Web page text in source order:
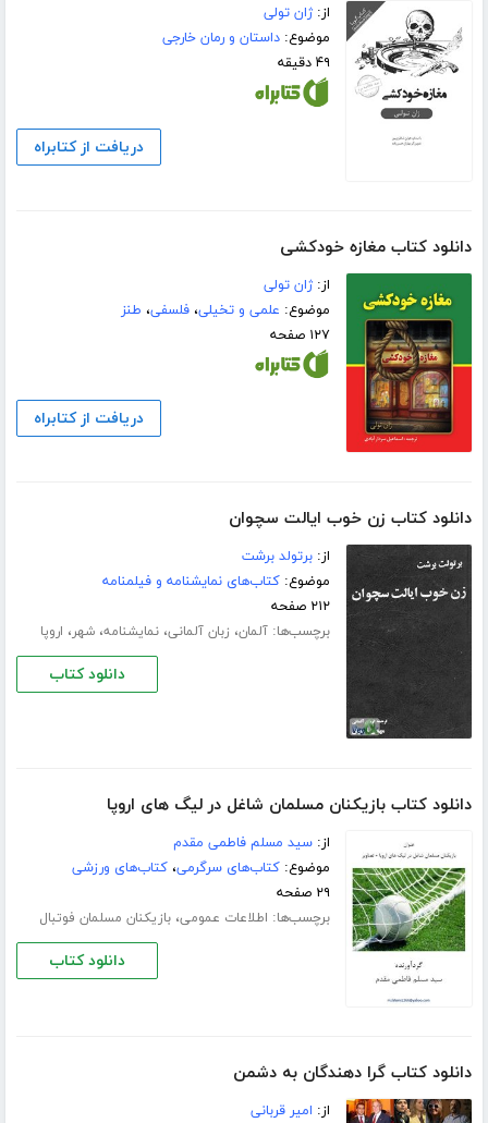
از:ژان تولی
موضوع:داستان و رمان خارجی
۴۹ دقیقه
دریافت از کتابراه
دانلود کتاب مغازه خودکشی
از:ژان تولی
موضوع: علمی و تخیلی،فلسفی، طنز
۱۲۷ صفحه
دریافت از کتابراه
دانلود کتاب زن خوب ایالت سچوان
از:برتولد برشت
موضوع:کتاب‌های نمایشنامه و فیلمنامه
۲۱۲ صفحه
برچسب‌ها:آلمان، زبان آلمانی،نمایشنامه،شهر، اروپا
دانلود کتاب
دانلود کتاب بازیکنان مسلمان شاغل در لیگ های اروپا
از:سید مسلم فاطمی مقدم
موضوع:کتاب‌های سرگرمی،کتاب‌های ورزشی
۲۹ صفحه
برچسب‌ها: اطلاعات عمومی،بازیکنان مسلمان فوتبال
دانلود کتاب
دانلود کتاب گرا دهندگان به دشمن
از: امیر قربانی